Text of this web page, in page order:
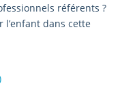
référents ?
dans cette